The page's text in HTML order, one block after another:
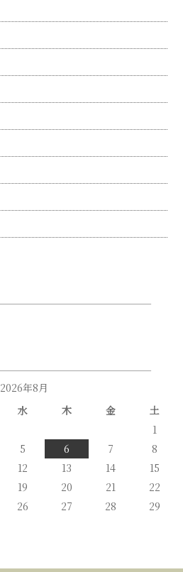
2026年8月
水 木 金 土
1
5 6 7
8
12 13 14
15
19 20 21
22
26 27 28
29